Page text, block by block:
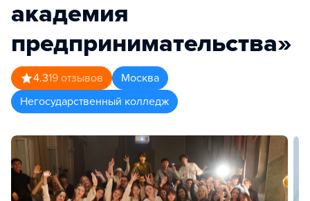
академия
предпринимательства»
4.319 отзывов
Москва
Негосударственный колледж